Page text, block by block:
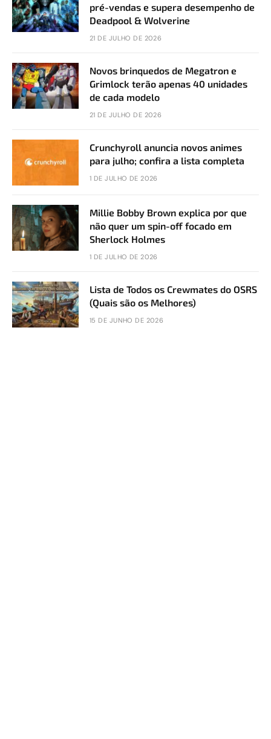
pré-vendas e supera desempenho de
Deadpool & Wolverine
21 DE JULHO DE 2026
Novos brinquedos de Megatron e
Grimlock terão apenas 40 unidades
de cada modelo
21 DE JULHO DE 2026
Crunchyroll anuncia novos animes
para julho; confira a lista completa
1 DE JULHO DE 2026
Millie Bobby Brown explica por que
não quer um spin-off focado em
Sherlock Holmes
1 DE JULHO DE 2026
Lista de Todos os Crewmates do OSRS
(Quais são os Melhores)
15 DE JUNHO DE 2026